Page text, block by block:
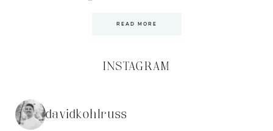
READ MORE
INSTAGRAM
davidkohlruss